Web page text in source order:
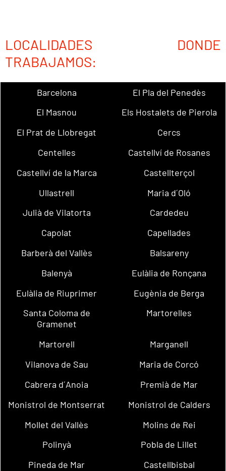
LOCALIDADES DONDE
TRABAJAMOS:
Barcelona
El Pla del Penedès
El Masnou
Els Hostalets de Pierola
El Prat de Llobregat
Cercs
Centelles
Castellví de Rosanes
Castellví de la Marca
Castellterçol
Ullastrell
Maria d´Oló
Julià de Vilatorta
Cardedeu
Capolat
Capellades
Barberà del Vallès
Balsareny
Balenyà
Eulàlia de Ronçana
Eulàlia de Riuprimer
Eugènia de Berga
Santa Coloma de
Gramenet
Martorelles
Martorell
Marganell
Vilanova de Sau
Maria de Corcó
Cabrera d´Anoia
Premià de Mar
Monistrol de Montserrat
Monistrol de Calders
Mollet del Vallès
Molins de Rei
Polinyà
Pobla de Lillet
Pineda de Mar
Castellbisbal